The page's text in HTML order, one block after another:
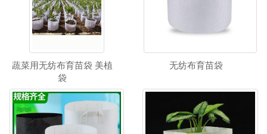
蔬菜用无纺布育苗袋 美植
袋
无纺布育苗袋